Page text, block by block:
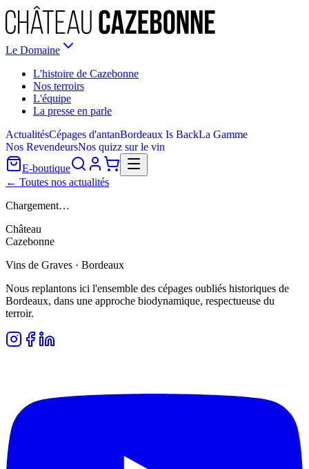
Le Domaine
L'histoire de Cazebonne
Nos terroirs
L'équipe
La presse en parle
ActualitésCépages d'antanBordeaux Is BackLa Gamme
Nos RevendeursNos quizz sur le vin
E-boutique
← Toutes nos actualités
Chargement…
Château
Cazebonne
Vins de Graves · Bordeaux
Nous replantons ici l'ensemble des cépages oubliés historiques de
Bordeaux, dans une approche biodynamique, respectueuse du
terroir.